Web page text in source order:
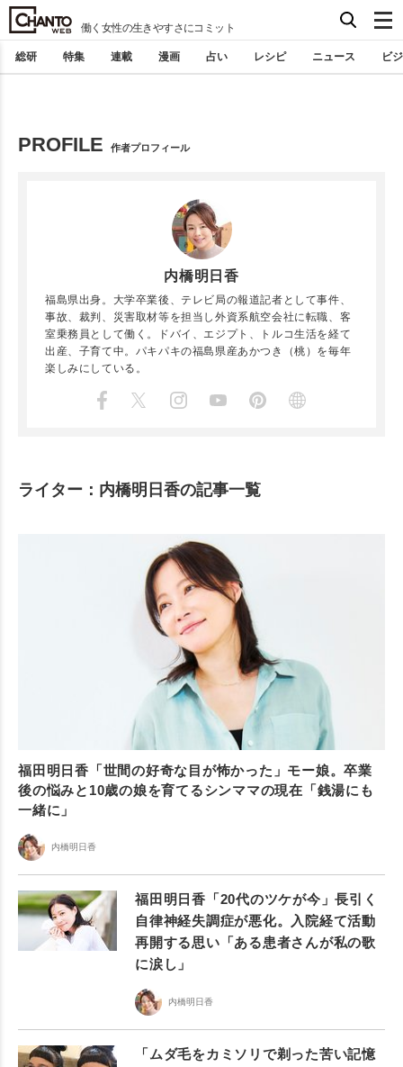
働く女性の生きやすさにコミット
総研 特集 連載 漫画 占い レシピ ニュース ビ
PROFILE 作者プロフィール
内橋明日香
福島県出身。大学卒業後、テレビ局の報道記者として事件、
事故、裁判、災害取材等を担当し外資系航空会社に転職、客
室乗務員として働く。ドバイ、エジプト、トルコ生活を経て
出産、子育て中。パキパキの福島県産あかつき（桃）を毎年
楽しみにしている。
ライター：内橋明日香の記事一覧
福田明日香「世間の好奇な目が怖かった」モー娘。卒業
後の悩みと10歳の娘を育てるシンママの現在「銭湯にも
一緒に」
内橋明日香
福田明日香「20代のツケが今」長引く
自律神経失調症が悪化。入院経て活動
再開する思い「ある患者さんが私の歌
に涙し」
内橋明日香
「ムダ毛をカミソリで剃った苦い記憶